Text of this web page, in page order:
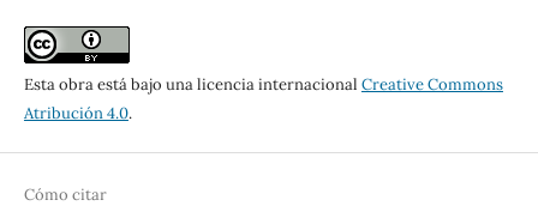
Esta obra está bajo una licencia internacional Creative Commons
Atribución 4.0.
Cómo citar